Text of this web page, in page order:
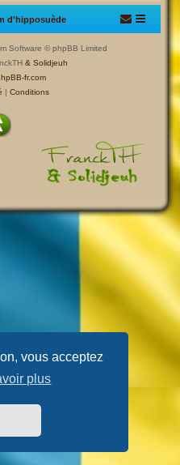
vous acceptez
plus
d'hipposuède
Software © phpBB Limited
& Solidjeuh
fr.com
| Conditions